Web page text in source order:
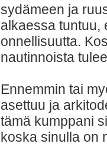
sydämeen ja
alkaessa tuntuu,
onnellisuutta.
nautinnoista
Ennemmin tai
asettuu ja
tämä kumppani
koska sinulla on